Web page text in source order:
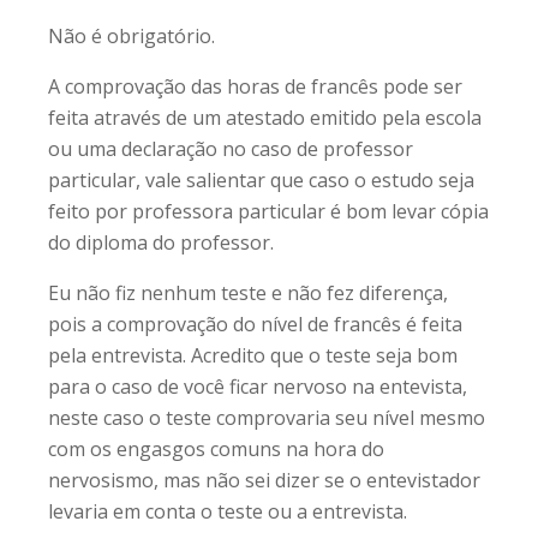
Não é obrigatório.
A comprovação das horas de francês pode ser
feita através de um atestado emitido pela escola
ou uma declaração no caso de professor
particular, vale salientar que caso o estudo seja
feito por professora particular é bom levar cópia
do diploma do professor.
Eu não fiz nenhum teste e não fez diferença,
pois a comprovação do nível de francês é feita
pela entrevista. Acredito que o teste seja bom
para o caso de você ficar nervoso na entevista,
neste caso o teste comprovaria seu nível mesmo
com os engasgos comuns na hora do
nervosismo, mas não sei dizer se o entevistador
levaria em conta o teste ou a entrevista.